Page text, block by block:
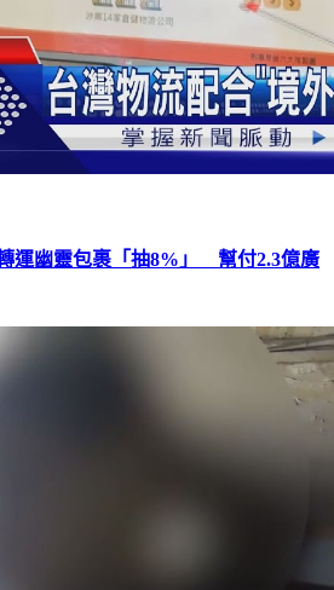
運幽靈包裹「抽8%」 幫付2.3億廣